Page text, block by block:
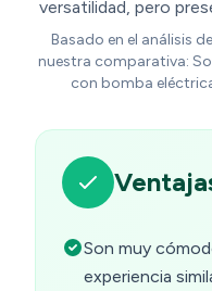
versatilidad, pero
Basado en el análisis
nuestra comparativa:
con bomba
Son muy
experiencia